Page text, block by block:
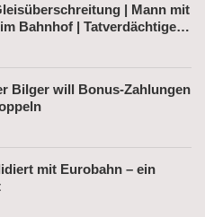
| Mann mit
Bahnhof | Tatverdächtiger
Bilger will Bonus-Zahlungen
mit Eurobahn – ein